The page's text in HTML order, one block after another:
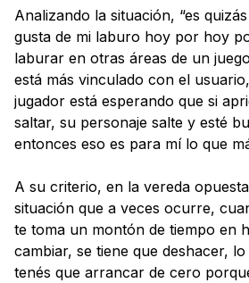
Analizando la situación, “es
gusta de mi laburo hoy por hoy
laburar en otras áreas de un
está más vinculado con el
jugador está esperando que si
saltar, su personaje salte y esté
entonces eso es para mí lo que
A su criterio, en la vereda
situación que a veces ocurre,
te toma un montón de tiempo en
cambiar, se tiene que deshacer,
tenés que arrancar de cero